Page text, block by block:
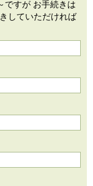
ですが お手続きは
していただければ